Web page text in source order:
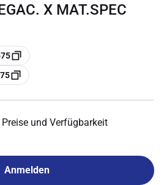
X MAT.SPEC
und Verfügbarkeit
Anmelden